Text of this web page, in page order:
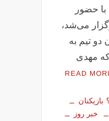
با حضور
برگزار می‌شد،
دو تیم به
که مهدی
READ
بازیکنان
خبر روز